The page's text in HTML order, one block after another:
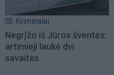
Kriminalai
Negrįžo iš Jūros šventės:
artimieji laukė dvi
savaites